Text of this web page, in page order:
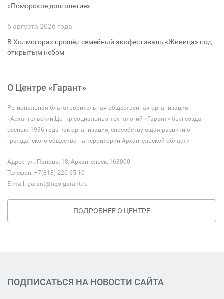
«Поморское долголетие»
6 августа 2026 года
В Холмогорах прошёл семейный экофестиваль «Живица» под
открытым небом
О Центре «Гарант»
Региональная благотворительная общественная организация
«Архангельский Центр социальных технологий «Гарант» был создан
осенью 1996 года как организация, способствующая развитию
гражданского общества на территории Архангельской области
Адрес: ул. Попова, 18, Архангельск, 163000
Телефон: +7(818) 220-65-10
E-mail: garant@ngo-garant.ru
ПОДРОБНЕЕ О ЦЕНТРЕ
ПОДПИСАТЬСЯ НА НОВОСТИ САЙТА